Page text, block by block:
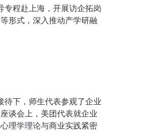
专程赴上海，开展访企拓岗
形式，深入推动产学研融
待下，师生代表参观了企业
谈会上，美团代表就企业
理学理论与商业实践紧密